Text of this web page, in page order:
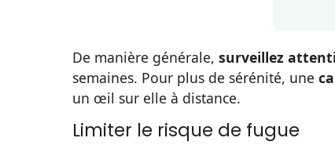
De manière générale, surveillez
semaines. Pour plus de sérénité, une
un œil sur elle à distance.
Limiter le risque de fugue